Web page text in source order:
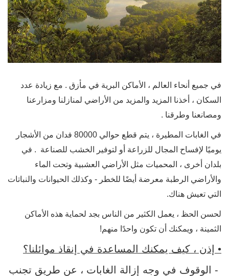
في جميع أنحاء العالم ، الأماكن البرية في مأزق . مع زيادة عدد
السكان ، أخذنا المزيد والمزيد من الأراضي لمنازلنا ومزارعنا
ومصانعنا وطرقنا .
في الغابات المطيرة ، يتم قطع حوالي 80000 فدان من الأشجار
يوميًا لإفساح المجال للزراعة أو لتوفير الخشب للصناعة . في
بلدان أخرى ، المحميات مثل الأراضي العشبية وتحت الماء
والأراضي الرطبة معرضة أيضًا للخطر - وكذلك الحيوانات والنباتات
التي تعيش هناك.
لحسن الحظ ، يعمل الكثير من الناس بجد لحماية هذه الأماكن
الثمينة ، ويمكنك أن تكون واحدًا منهم!
• إذن ، كيف يمكنك المساعدة في إنقاذ موائلنا؟
- الوقوف في وجه إزالة الغابات ، عن طريق تجنب